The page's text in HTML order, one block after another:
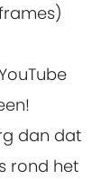
dan dat
rond het